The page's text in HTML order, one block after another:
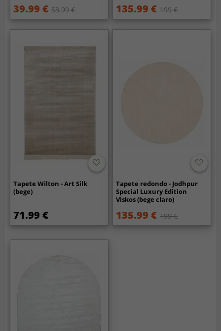
39.99 € 53.99 € 135.99 € 199 €
Tapete Wilton - Art Silk
(bege)
71.99 €
Tapete redondo - Jodhpur
Special Luxury Edition
Viskos (bege claro)
135.99 € 199 €